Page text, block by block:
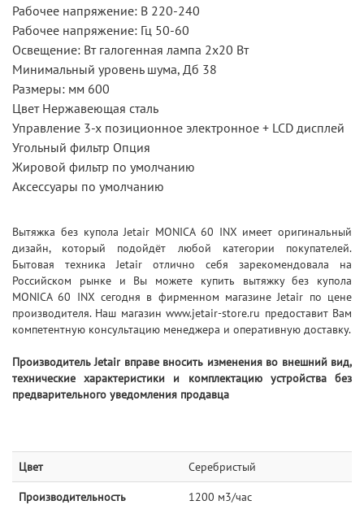
Рабочее напряжение: В 220-240
Рабочее напряжение: Гц 50-60
Освещение: Вт галогенная лампа 2х20 Вт
Минимальный уровень шума, Дб 38
Размеры: мм 600
Цвет Нержавеющая сталь
Управление 3-х позиционное электронное + LCD дисплей
Угольный фильтр Опция
Жировой фильтр по умолчанию
Аксессуары по умолчанию
Вытяжка без купола Jetair MONICA 60 INX имеет оригинальный
дизайн, который подойдёт любой категории покупателей.
Бытовая техника Jetair отлично себя зарекомендовала на
Российском рынке и Вы можете купить вытяжку без купола
MONICA 60 INX сегодня в фирменном магазине Jetair по цене
производителя. Наш магазин www.jetair-store.ru предоставит Вам
компетентную консультацию менеджера и оперативную доставку.
Производитель Jetair вправе вносить изменения во внешний вид,
технические характеристики и комплектацию устройства без
предварительного уведомления продавца
Цвет Серебристый
Производительность 1200 м3/час